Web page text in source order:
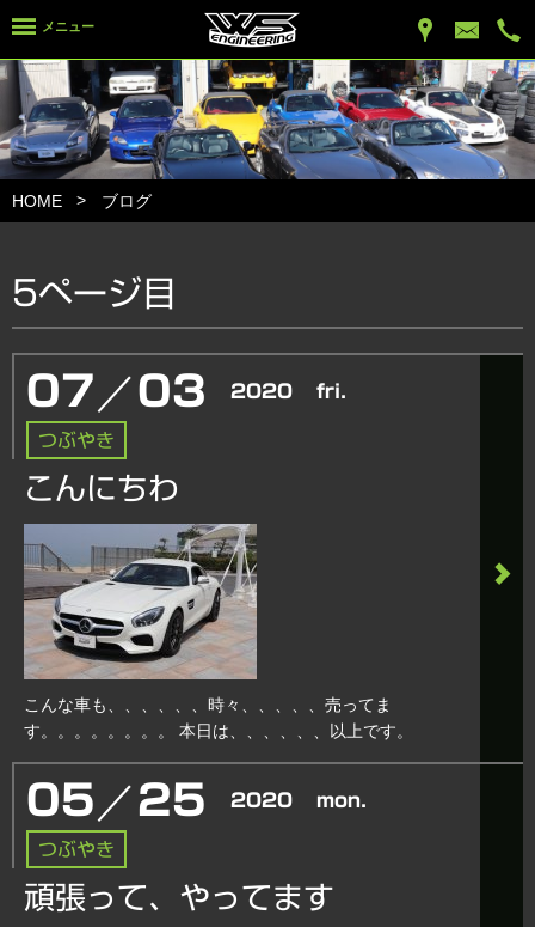
メニュー
HOME ブログ
5ページ目
07 ／03 2020 fri.
つぶやき
こんにちわ
こんな車も、、、、、、時々、、、、、売ってま
す。。。。。。。。 本日は、、、、、、以上です。
05 ／25 2020 mon.
つぶやき
頑張って、やってます